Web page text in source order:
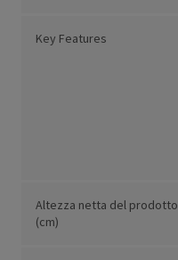
Key Features
Altezza netta del prodotto
(cm)